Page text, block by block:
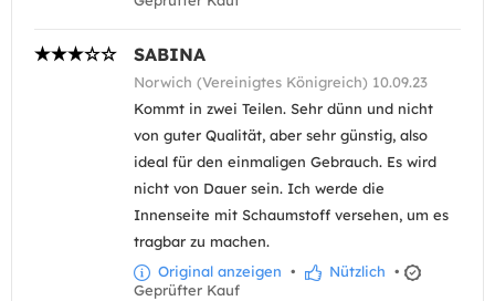
SABINA
Norwich (Vereinigtes Königreich) 10.09.23
Kommt in zwei Teilen. Sehr dünn und nicht
von guter Qualität, aber sehr günstig, also
ideal für den einmaligen Gebrauch. Es wird
nicht von Dauer sein. Ich werde die
Innenseite mit Schaumstoff versehen, um es
tragbar zu machen.
Original anzeigen • Nützlich •
Geprüfter Kauf